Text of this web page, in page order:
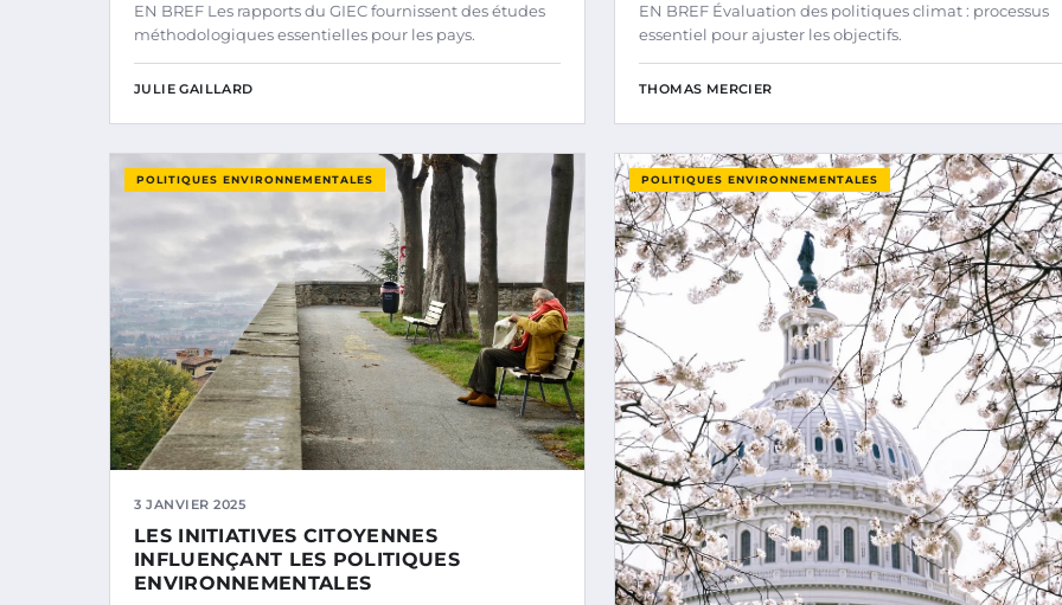
EN BREF Les rapports du GIEC fournissent des études
méthodologiques essentielles pour les pays.
JULIE GAILLARD
EN BREF Évaluation des politiques climat : processus
essentiel pour ajuster les objectifs.
THOMAS MERCIER
POLITIQUES ENVIRONNEMENTALES
3 JANVIER 2025
LES INITIATIVES CITOYENNES
INFLUENÇANT LES POLITIQUES
ENVIRONNEMENTALES
POLITIQUES ENVIRONNEMENTALES